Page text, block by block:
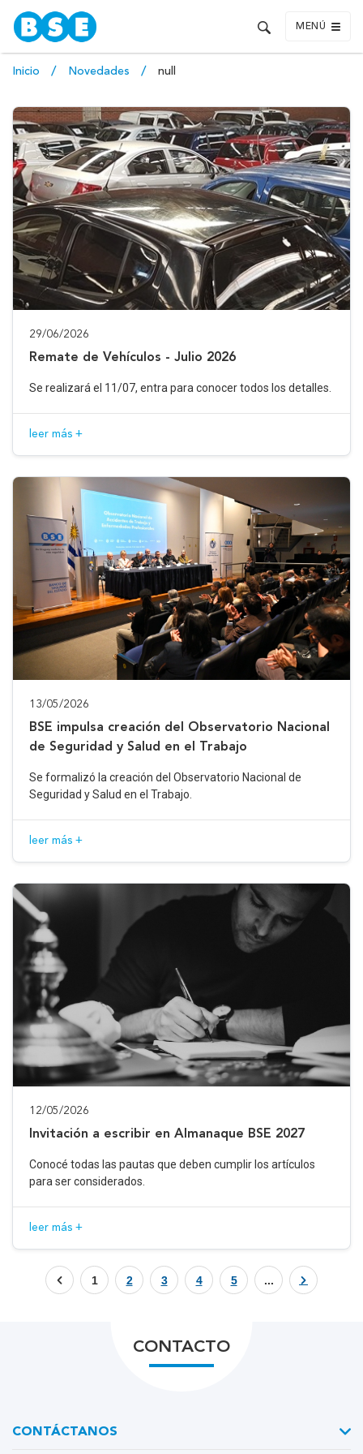
MENÚ
Inicio Novedades null
29/06/2026
Remate de Vehículos - Julio 2026
Se realizará el 11/07, entra para conocer todos los detalles.
leer más +
13/05/2026
BSE impulsa creación del Observatorio Nacional
de Seguridad y Salud en el Trabajo
Se formalizó la creación del Observatorio Nacional de
Seguridad y Salud en el Trabajo.
leer más +
12/05/2026
Invitación a escribir en Almanaque BSE 2027
Conocé todas las pautas que deben cumplir los artículos
para ser considerados.
leer más +
1 2 3 4 5 ...
CONTACTO
CONTÁCTANOS